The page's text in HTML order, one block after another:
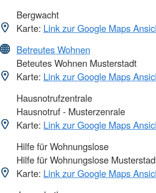
Bergwacht
Karte: Link zur Google Maps
Betreutes Wohnen
Beteutes Wohnen Musterstadt
Karte: Link zur Google Maps
Hausnotrufzentrale
Hausnotruf - Musterzenrale
Karte: Link zur Google Maps
Hilfe für Wohnungslose
Hilfe für Wohnungslose
Karte: Link zur Google Maps